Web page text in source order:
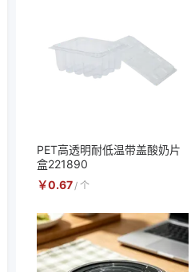
PET高透明耐低温带盖酸奶片
盒221890
￥0.67 / 个